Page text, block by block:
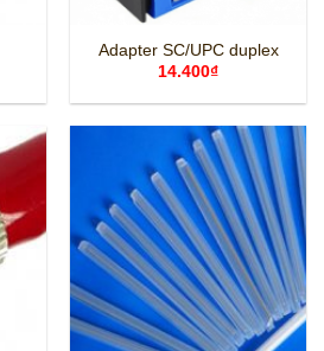
Adapter SC/UPC duplex
14.400₫